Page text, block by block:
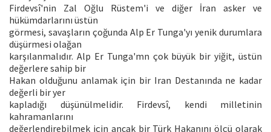
Firdevsî'nin Zal Oğlu Rüstem'i ve diğer İran asker ve
hükümdarlarını üstün
görmesi, savaşların çoğunda Alp Er Tunga'yı yenik durumlara
düşürmesi olağan
karşılanmalıdır. Alp Er Tunga'mn çok büyük bir yiğit, üstün
değerlere sahip bir
Hakan olduğunu anlamak için bir Iran Destanında ne kadar
değerli bir yer
kapladığı düşünülmelidir. Firdevsî, kendi milletinin
kahramanlarını
değerlendirebilmek için ancak bir Türk Hakanını ölçü olarak